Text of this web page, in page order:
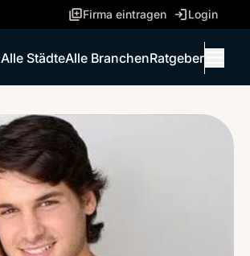
Firma eintragen Login
Alle StädteAlle BranchenRatgeber
NACHRICHT